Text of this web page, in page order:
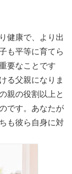
健康で、より出
も平等に育てら
要なことです
る父親になりま
親の役割以上と
です。あなたが
も彼ら自身に対